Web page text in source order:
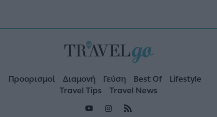
Προορισμοί Διαμονή Γεύση Best Of
Lifestyle
Travel Tips
Travel News